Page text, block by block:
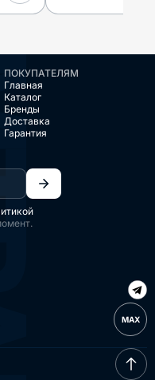
ПОКУПАТЕЛЯМ
Главная
Каталог
Бренды
Доставка
Гарантия
MAX